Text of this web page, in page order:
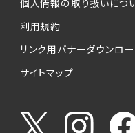
個人情報の取り扱いにつ
利用規約
リンク用バナーダウンロー
サイトマップ